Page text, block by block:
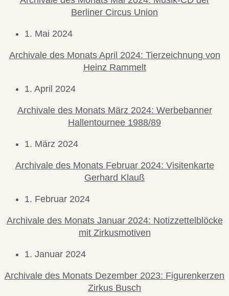
Berliner Circus Union
1. Mai 2024
Archivale des Monats April 2024: Tierzeichnung von
Heinz Rammelt
1. April 2024
Archivale des Monats März 2024: Werbebanner
Hallentournee 1988/89
1. März 2024
Archivale des Monats Februar 2024: Visitenkarte
Gerhard Klauß
1. Februar 2024
Archivale des Monats Januar 2024: Notizzettelblöcke
mit Zirkusmotiven
1. Januar 2024
Archivale des Monats Dezember 2023: Figurenkerzen
Zirkus Busch